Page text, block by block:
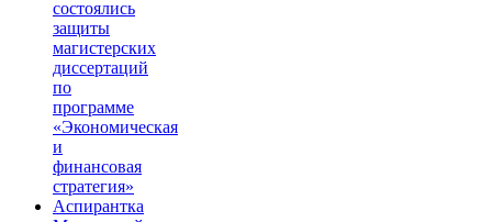
состоялись
защиты
магистерских
диссертаций
по
программе
«Экономическая
и
финансовая
стратегия»
Аспирантка